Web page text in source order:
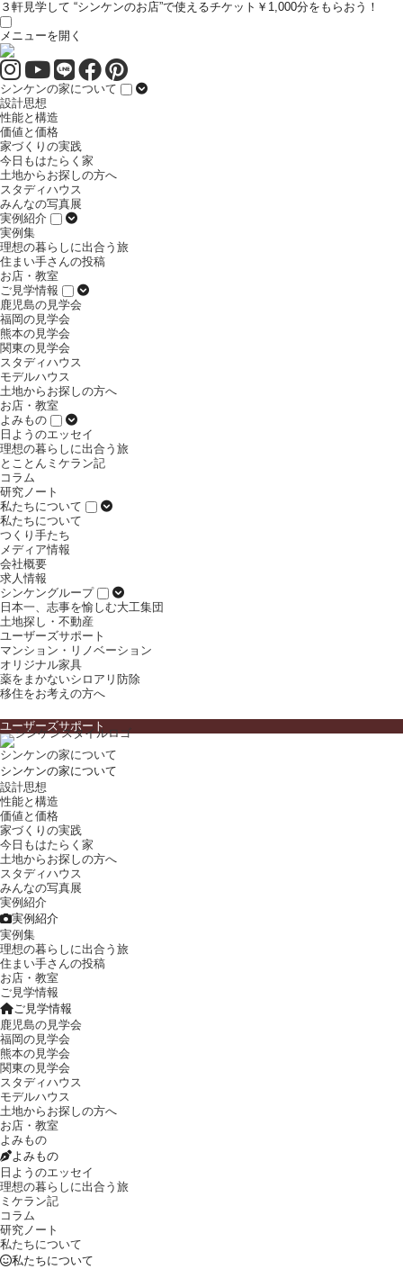
３軒見学して “シンケンのお店”で使えるチケット￥1,000分をもらおう！
メニューを開く
シンケンの家について
設計思想
性能と構造
価値と価格
家づくりの実践
今日もはたらく家
土地からお探しの方へ
スタディハウス
みんなの写真展
実例紹介
実例集
理想の暮らしに出合う旅
住まい手さんの投稿
お店・教室
ご見学情報
鹿児島の見学会
福岡の見学会
熊本の見学会
関東の見学会
スタディハウス
モデルハウス
土地からお探しの方へ
お店・教室
よみもの
日ようのエッセイ
理想の暮らしに出合う旅
とことんミケラン記
コラム
研究ノート
私たちについて
私たちについて
つくり手たち
メディア情報
会社概要
求人情報
シンケングループ
日本一、志事を愉しむ大工集団
土地探し・不動産
ユーザーズサポート
マンション・リノベーション
オリジナル家具
薬をまかないシロアリ防除
移住をお考えの方へ
ユーザーズサポート
シンケンの家について
シンケンの家について
設計思想
性能と構造
価値と価格
家づくりの実践
今日もはたらく家
土地からお探しの方へ
スタディハウス
みんなの写真展
実例紹介
実例紹介
実例集
理想の暮らしに出合う旅
住まい手さんの投稿
お店・教室
ご見学情報
ご見学情報
鹿児島の見学会
福岡の見学会
熊本の見学会
関東の見学会
スタディハウス
モデルハウス
土地からお探しの方へ
お店・教室
よみもの
よみもの
日ようのエッセイ
理想の暮らしに出合う旅
ミケラン記
コラム
研究ノート
私たちについて
私たちについて